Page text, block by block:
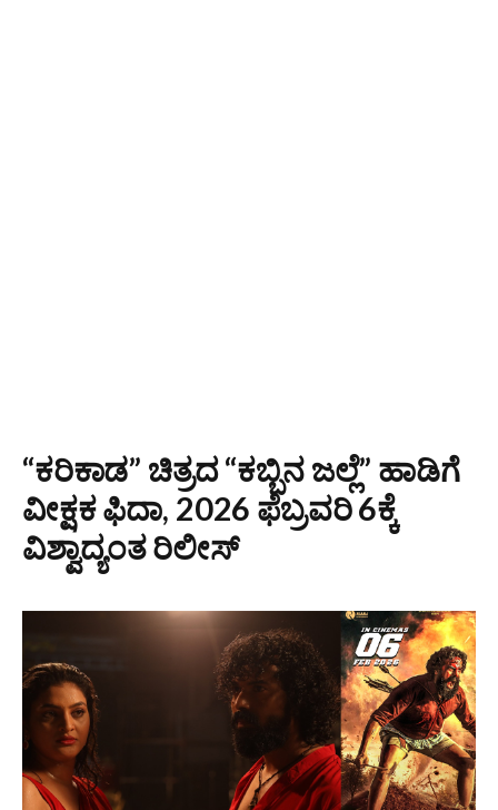
“ಕರಿಕಾಡ” ಚಿತ್ರದ “ಕಬ್ಬಿನ ಜಲ್ಲೆ” ಹಾಡಿಗೆ
ವೀಕ್ಷಕ ಫಿದಾ, 2026 ಫೆಬ್ರವರಿ 6ಕ್ಕೆ
ವಿಶ್ವಾದ್ಯಂತ ರಿಲೀಸ್